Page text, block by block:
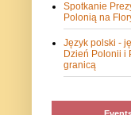
Spotkanie
Polonią na
Język polski -
Dzień Polonii i
granicą